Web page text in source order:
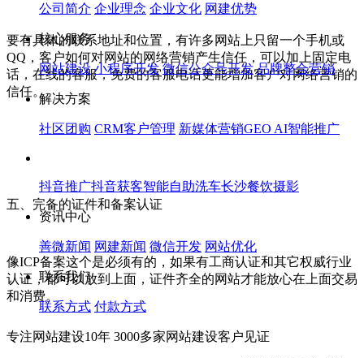
要有具体的联系地址和位置，有许多网站上只留一个手机或
QQ，客户如何对网站的网络营销产生信任，可以加上固定电
话，在线的客服，免费的客服电话更能增加客户对网络营销的
信任。
五、完备的证件和备案认证
像ICP备案这个是必须有的，如果有工商认证和其它权威行业
认证，都可以放到上面，证件齐全的网站才能放心在上面交易
和消费。
公司简介 企业理念 企业文化 网建优势
核心服务
网站建设 小程序开发 微信公众号开发 品牌整合营销
解决方案
社区团购 CRM客户管理 新媒体营销GEO AI智能推广
抖音推广抖音获客智能自助洗车长沙餐饮摄影
资讯中心
善微新闻 网建新闻 微信开发 网站优化
联系我们
联系方式 付款方式
专注网站建设10年 3000多家网站建设客户见证